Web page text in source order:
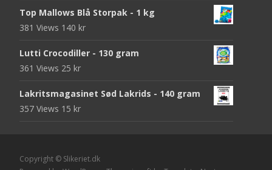
Top Mallows Blå Storpak - 1 kg
381 Views 140 kr
Lutti Crocodiller - 130 gram
361 Views 25 kr
Lakritsmagasinet Sød Lakrids - 140 gram
357 Views 15 kr
Copyright © Slikeriet.dk